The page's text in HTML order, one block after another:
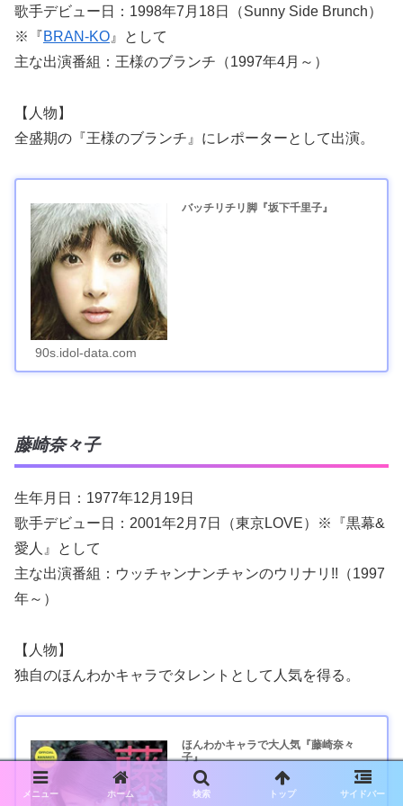
歌手デビュー日：1998年7月18日（Sunny Side Brunch）
※『BRAN-KO 』として
主な出演番組：王様のブランチ（1997年4月～）
【人物】
全盛期の『王様のブランチ』にレポーターとして出演。
バッチリチリ脚『坂下千里子』
90s.idol-data.com
藤崎奈々子
生年月日：1977年12月19日
歌手デビュー日：2001年2月7日（東京LOVE）※『黒幕&
愛人』として
主な出演番組：ウッチャンナンチャンのウリナリ!!（1997
年～）
【人物】
独自のほんわかキャラでタレントとして人気を得る。
ほんわかキャラで大人気『藤崎奈々
子』
メニュー ホーム 検索 トップ サイドバー